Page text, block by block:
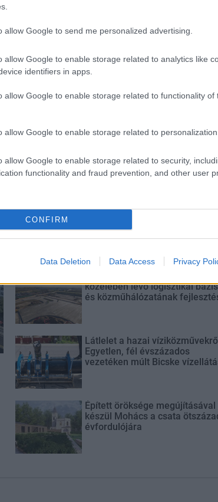
allow Google to send me personalized advertising.
allow Google to enable storage related to analytics like
identifiers in apps.
allow Google to enable storage related to functionality of
allow Google to enable storage related to personalization.
allow Google to enable storage related to security,
functionality and fraud prevention, and other user
CONFIRM
Data Deletion Data Access Privacy
apró kockákra vágták és konyhai lángszóróval
tetejére tették. A szűzből és a lábszárból
például mangalicaszalonnát is raktak.
Paks II.: Mit jelent az 5. blokk új
árnyékában?
közelében lévő logisztikai
és közműhálózatának
Látlelet a hazai
Egyetlen, fél évszázados
vezetéken múlt Bicske
Épített öröksége megújításával
készül Mohács a csata
évfordulójára